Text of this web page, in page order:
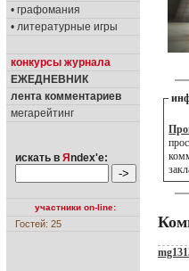
• графомания
• литературные игры
конкурсы журнала
ЕЖЕДНЕВНИК
лента комментариев
мегарейтинг
искать в Я ndex'е:
участники on-line:
Гостей: 25